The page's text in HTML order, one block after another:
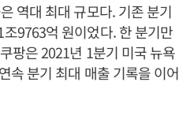
역대 최대 규모다. 기존 분기
9763억 원이었다. 한 분기만
팡은 2021년 1분기 미국 뉴욕
속 분기 최대 매출 기록을 이어